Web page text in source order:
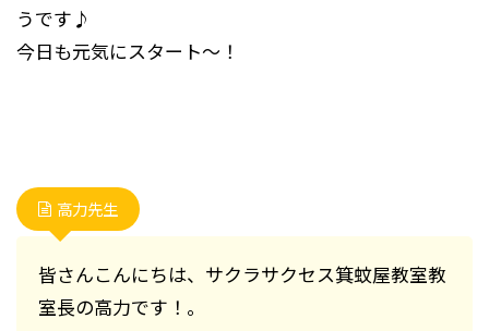
うです♪
今日も元気にスタート～！
高力先生
皆さんこんにちは、サクラサクセス箕蚊屋教室教
室長の高力です！。